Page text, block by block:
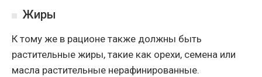
Жиры
К тому же в рационе также должны быть
растительные жиры, такие как орехи, семена или
масла растительные нерафинированные.